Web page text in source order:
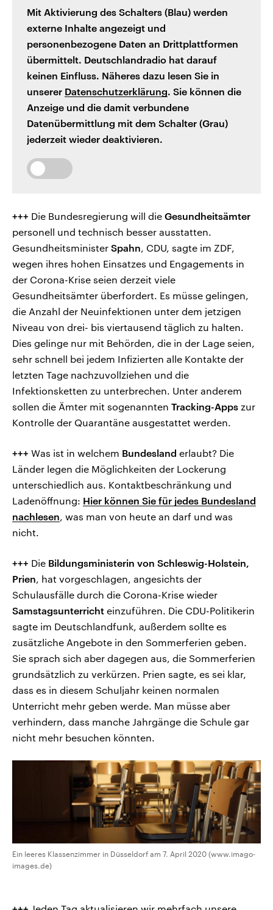
Mit Aktivierung des Schalters (Blau) werden
externe Inhalte angezeigt und
personenbezogene Daten an Drittplattformen
übermittelt. Deutschlandradio hat darauf
keinen Einfluss. Näheres dazu lesen Sie in
unserer Datenschutzerklärung. Sie können die
Anzeige und die damit verbundene
Datenübermittlung mit dem Schalter (Grau)
jederzeit wieder deaktivieren.
+++ Die Bundesregierung will die Gesundheitsämter
personell und technisch besser ausstatten.
Gesundheitsminister Spahn, CDU, sagte im ZDF,
wegen ihres hohen Einsatzes und Engagements in
der Corona-Krise seien derzeit viele
Gesundheitsämter überfordert. Es müsse gelingen,
die Anzahl der Neuinfektionen unter dem jetzigen
Niveau von drei- bis viertausend täglich zu halten.
Dies gelinge nur mit Behörden, die in der Lage seien,
sehr schnell bei jedem Infizierten alle Kontakte der
letzten Tage nachzuvollziehen und die
Infektionsketten zu unterbrechen. Unter anderem
sollen die Ämter mit sogenannten Tracking-Apps zur
Kontrolle der Quarantäne ausgestattet werden.
+++ Was ist in welchem Bundesland erlaubt? Die
Länder legen die Möglichkeiten der Lockerung
unterschiedlich aus. Kontaktbeschränkung und
Ladenöffnung: Hier können Sie für jedes Bundesland
nachlesen, was man von heute an darf und was
nicht.
+++ Die Bildungsministerin von Schleswig-Holstein,
Prien, hat vorgeschlagen, angesichts der
Schulausfälle durch die Corona-Krise wieder
Samstagsunterricht einzuführen. Die CDU-Politikerin
sagte im Deutschlandfunk, außerdem sollte es
zusätzliche Angebote in den Sommerferien geben.
Sie sprach sich aber dagegen aus, die Sommerferien
grundsätzlich zu verkürzen. Prien sagte, es sei klar,
dass es in diesem Schuljahr keinen normalen
Unterricht mehr geben werde. Man müsse aber
verhindern, dass manche Jahrgänge die Schule gar
nicht mehr besuchen könnten.
Ein leeres Klassenzimmer in Düsseldorf am 7. April 2020 (www.imago-
images.de)